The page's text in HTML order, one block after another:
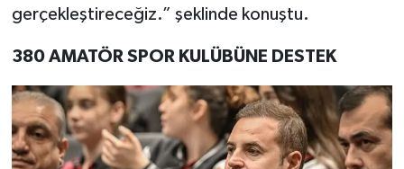
gerçekleştireceğiz.” şeklinde konuştu.
380 AMATÖR SPOR KULÜBÜNE DESTEK